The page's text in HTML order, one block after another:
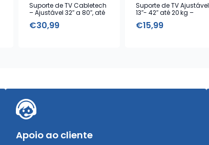
Suporte de TV Cabletech
– Ajustável 32″ a 80″, até
€30,99
Suporte de TV Ajustável
13″- 42″ até 20 kg –
€15,99
Apoio ao cliente